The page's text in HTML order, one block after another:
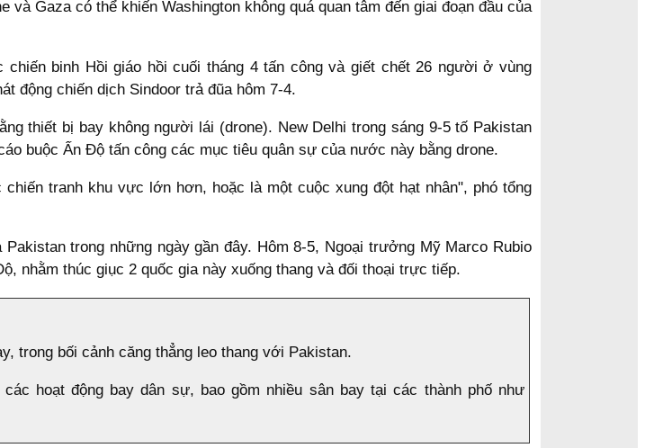
Gaza có thể khiến Washington không quá quan tâm đến giai đoạn đầu của
binh Hồi giáo hồi cuối tháng 4 tấn công và giết chết 26 người ở vùng
động chiến dịch Sindoor trả đũa hôm 7-4.
thiết bị bay không người lái (drone). New Delhi trong sáng 9-5 tố Pakistan
buộc Ấn Độ tấn công các mục tiêu quân sự của nước này bằng drone.
tranh khu vực lớn hơn, hoặc là một cuộc xung đột hạt nhân", phó tổng
trong những ngày gần đây. Hôm 8-5, Ngoại trưởng Mỹ Marco Rubio
nhằm thúc giục 2 quốc gia này xuống thang và đối thoại trực tiếp.
trong bối cảnh căng thẳng leo thang với Pakistan.
hoạt động bay dân sự, bao gồm nhiều sân bay tại các thành phố như